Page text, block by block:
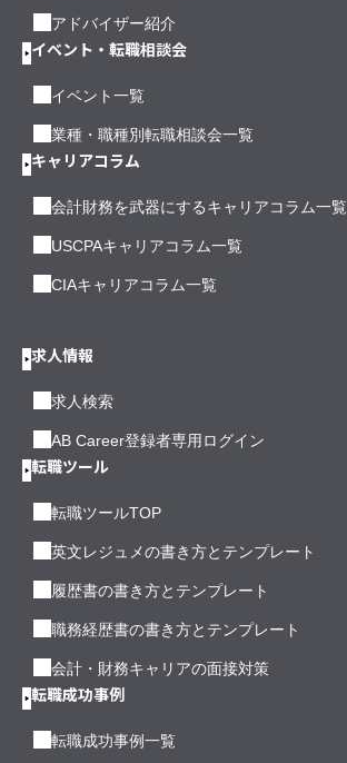
アドバイザー紹介
イベント・転職相談会
イベント一覧
業種・職種別転職相談会一覧
キャリアコラム
会計財務を武器にするキャリアコラム一覧
USCPAキャリアコラム一覧
CIAキャリアコラム一覧
求人情報
求人検索
AB Career登録者専用ログイン
転職ツール
転職ツールTOP
英文レジュメの書き方とテンプレート
履歴書の書き方とテンプレート
職務経歴書の書き方とテンプレート
会計・財務キャリアの面接対策
転職成功事例
転職成功事例一覧